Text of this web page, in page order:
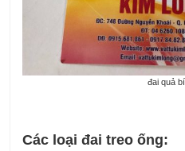
đai quả bí
Các loại đai treo ống: